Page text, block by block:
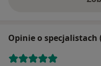
Opinie o specjalistach